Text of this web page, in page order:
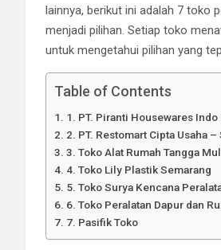
lainnya, berikut ini adalah 7 toko
menjadi pilihan. Setiap toko
untuk mengetahui pilihan yang
Table of Contents
1. PT. Piranti Housewares Indo
2. PT. Restomart Cipta Usaha –
3. Toko Alat Rumah Tangga
4. Toko Lily Plastik Semarang
5. Toko Surya Kencana
6. Toko Peralatan Dapur dan
7. Pasifik Toko